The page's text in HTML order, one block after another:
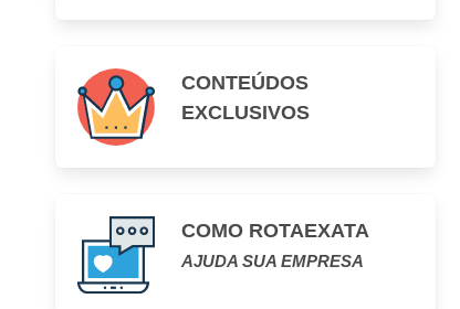
CONTEÚDOS
EXCLUSIVOS
COMO ROTAEXATA
AJUDA SUA EMPRESA